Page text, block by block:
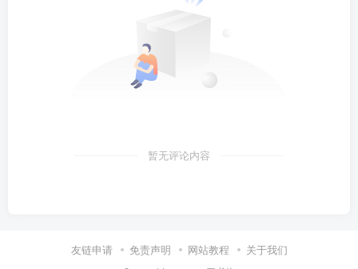
暂无评论内容
友链申请 免责声明 网站教程 关于我们